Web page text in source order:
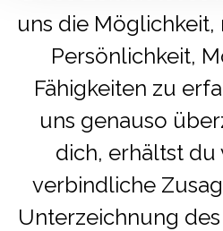
uns die
Persönlichkeit,
Fähigkeiten zu
uns genauso
dich, erhältst du
verbindliche
Unterzeichnung